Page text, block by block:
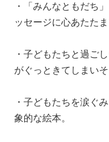
・「みんなともだち
ッセージに心あたたま
・子どもたちと過ご
がぐっときてしまいそ
・子どもたちを涙ぐ
象的な絵本。